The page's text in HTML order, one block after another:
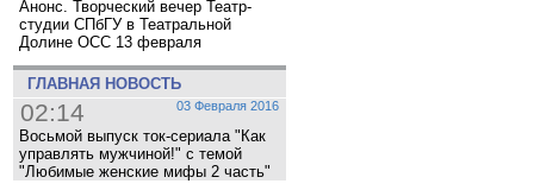
Анонс. Творческий вечер Театр-
студии СПбГУ в Театральной
Долине ОСС 13 февраля
ГЛАВНАЯ НОВОСТЬ
03 Февраля 2016
02:14
Восьмой выпуск ток-сериала "Как
управлять мужчиной!" с темой
"Любимые женские мифы 2 часть"